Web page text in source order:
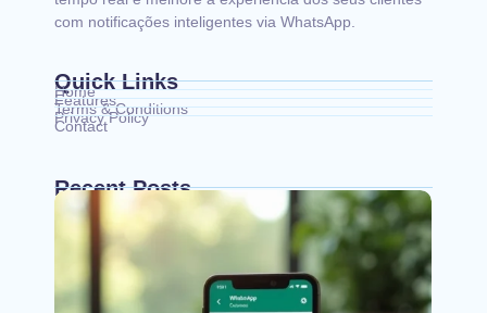
com notificações inteligentes via WhatsApp.
Quick Links
Home
Features
Terms & Conditions
Privacy Policy
Contact
Recent Posts